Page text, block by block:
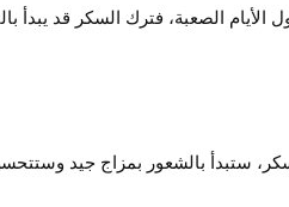
الأيام الصعبة، فترك السكر قد
ستبدأ بالشعور بمزاج جيد